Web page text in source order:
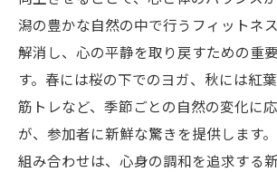
潟の豊かな自然の中で行うフィットネ
解消し、心の平静を取り戻すための重
す。春には桜の下でのヨガ、秋には紅
筋トレなど、季節ごとの自然の変化に
が、参加者に新鮮な驚きを提供します
組み合わせは、心身の調和を追求する